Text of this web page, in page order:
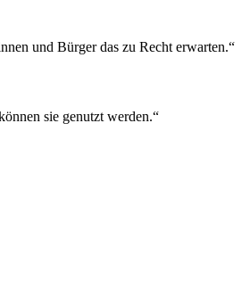
und Bürger das zu Recht erwarten.“
sie genutzt werden.“